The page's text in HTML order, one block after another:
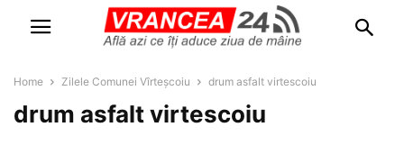
Home Zilele Comunei Vîrteșcoiu drum asfalt virtescoiu
drum asfalt virtescoiu